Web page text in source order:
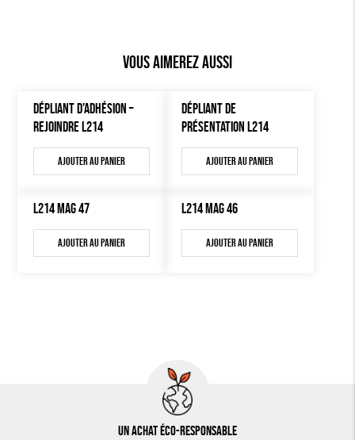
Vous aimerez aussi
DÉPLIANT D’ADHÉSION –
REJOINDRE L214
Ajouter au panier
DÉPLIANT DE
PRÉSENTATION L214
Ajouter au panier
L214 MAG 47
Ajouter au panier
L214 MAG 46
Ajouter au panier
Un achat éco-responsable